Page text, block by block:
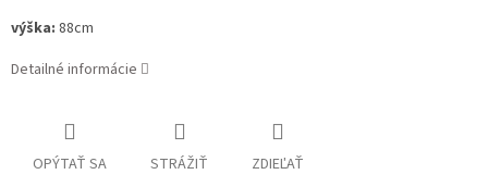
výška: 88cm
Detailné informácie
OPÝTAŤ SA STRÁŽIŤ ZDIEĽAŤ